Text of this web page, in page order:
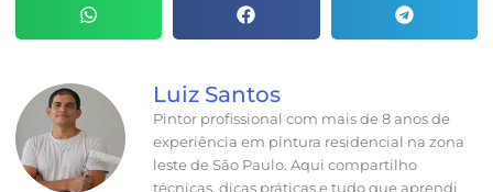
Luiz Santos
Pintor profissional com mais de 8 anos de
experiência em pintura residencial na zona
leste de São Paulo. Aqui compartilho
técnicas, dicas práticas e tudo que aprendi